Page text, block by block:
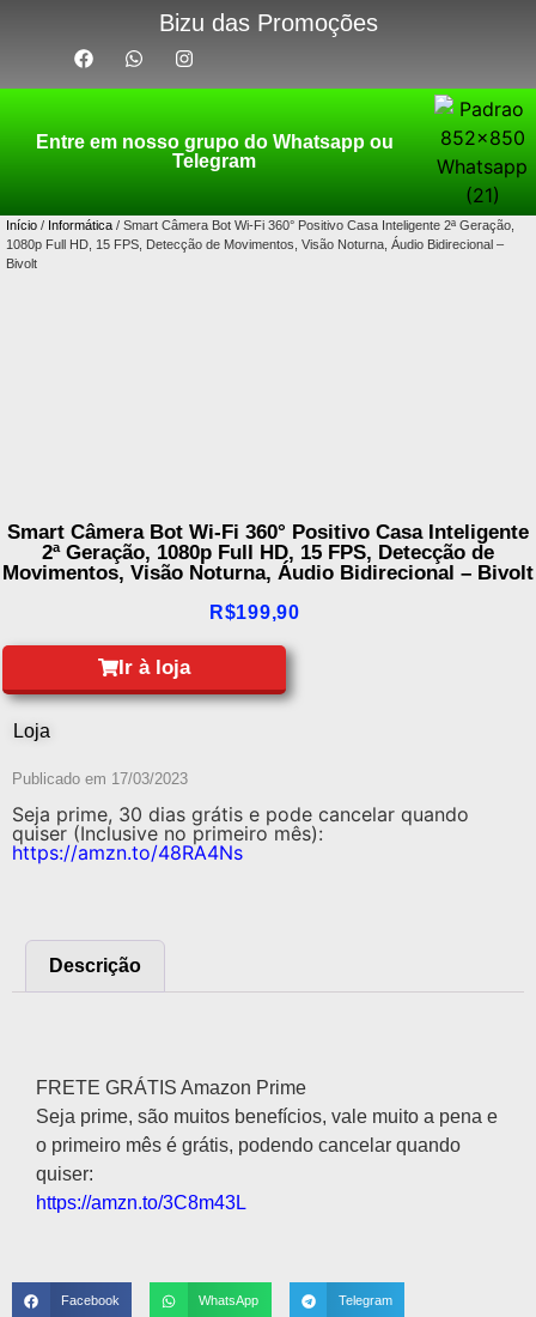
Bizu das Promoções
Entre em nosso grupo do Whatsapp ou
Telegram
Início / Informática / Smart Câmera Bot Wi-Fi 360° Positivo Casa Inteligente 2ª Geração,
1080p Full HD, 15 FPS, Detecção de Movimentos, Visão Noturna, Áudio Bidirecional –
Bivolt
Smart Câmera Bot Wi-Fi 360° Positivo Casa Inteligente
2ª Geração, 1080p Full HD, 15 FPS, Detecção de
Movimentos, Visão Noturna, Áudio Bidirecional – Bivolt
R$199,90
Ir à loja
Loja
Publicado em 17/03/2023
Seja prime, 30 dias grátis e pode cancelar quando
quiser (Inclusive no primeiro mês):
https://amzn.to/48RA4Ns
Descrição
FRETE GRÁTIS Amazon Prime
Seja prime, são muitos benefícios, vale muito a pena e
o primeiro mês é grátis, podendo cancelar quando
quiser:
https://amzn.to/3C8m43L
Facebook WhatsApp Telegram